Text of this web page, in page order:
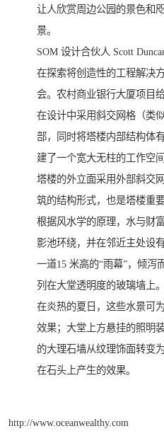
让人欣赏周边公园的景色和
景。
SOM 设计合伙人 Scott
在探索将创造性的工程解决
会。农村商业银行大厦项目
在设计中采用斜交网格（类
部，同时将塔楼内部结构体
建了一个宽大无柱的工作空
塔楼的外立面采用外部斜交
筑的结构形式，也是塔楼重
根据风水学的原理，水与财
影池环绕，并在邻近主处设
一道15 米高的“雨幕”，倾泻
列在大堂透明度的玻璃墙上。
在炎热的夏日，这些水景可
效果；大堂上方悬挂的照明
的大理石墙从纹理饰面转变
在石头上产生的效果。
http://www.oceanwealthy.com